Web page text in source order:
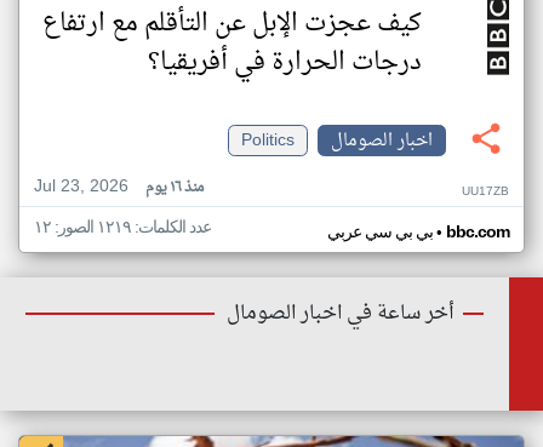
كيف عجزت الإبل عن التأقلم مع ارتفاع
درجات الحرارة في أفريقيا؟
اخبار الصومال
Politics
Jul 23, 2026
منذ ١٦ يوم UU17ZB
بي بي سي عربي• bbc.com عدد الكلمات: ١٢١٩ الصور: ١٢
أخر ساعة في اخبار الصومال